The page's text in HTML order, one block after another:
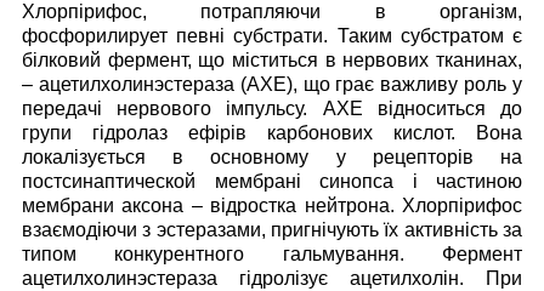
Хлорпірифос, потрапляючи в організм,
фосфорилирует певні субстрати. Таким субстратом є
білковий фермент, що міститься в нервових тканинах,
– ацетилхолинэстераза (АХЕ), що грає важливу роль у
передачі нервового імпульсу. АХЕ відноситься до
групи гідролаз ефірів карбонових кислот. Вона
локалізується в основному у рецепторів на
постсинаптической мембрані синопса і частиною
мембрани аксона – відростка нейтрона. Хлорпірифос
взаємодіючи з эстеразами, пригнічують їх активність за
типом конкурентного гальмування. Фермент
ацетилхолинэстераза гідролізує ацетилхолін. При